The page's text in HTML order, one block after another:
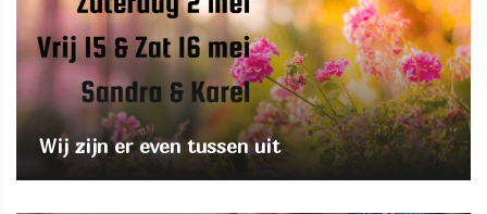
Wij zijn er even tussen uit